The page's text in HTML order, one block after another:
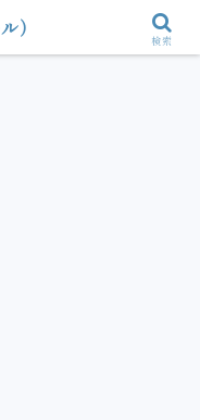
）
検索